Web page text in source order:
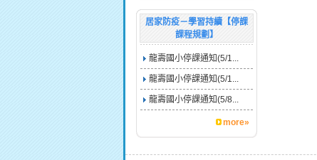
居家防疫－學習持續【停課
課程規劃】
龍壽國小停課通知(5/1...
龍壽國小停課通知(5/1...
龍壽國小停課通知(5/8...
more»